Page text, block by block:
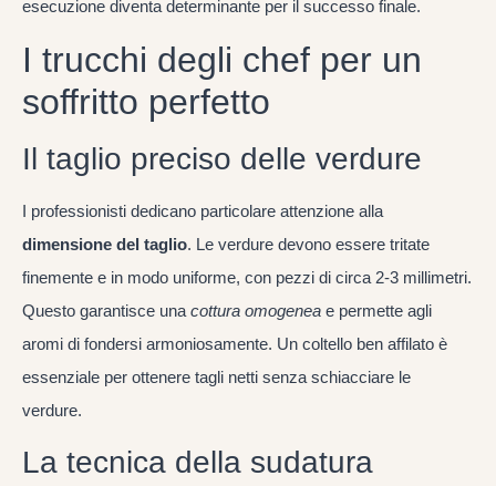
esecuzione diventa determinante per il successo finale.
I trucchi degli chef per un
soffritto perfetto
Il taglio preciso delle verdure
I professionisti dedicano particolare attenzione alla
dimensione del taglio. Le verdure devono essere tritate
finemente e in modo uniforme, con pezzi di circa 2-3 millimetri.
Questo garantisce unacottura omogenea e permette agli
aromi di fondersi armoniosamente. Un coltello ben affilato è
essenziale per ottenere tagli netti senza schiacciare le
verdure.
La tecnica della sudatura